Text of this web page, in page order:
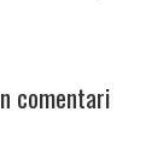
comentari